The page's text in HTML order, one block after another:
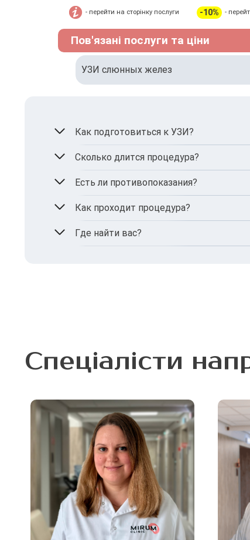
- перейти на сторінку послуги -10% -
Пов'язані послуги та ціни
УЗИ слюнных желез
Как подготовиться к УЗИ?
Специальной подготовки не требуется.
Сколько длится процедура?
В среднем 10-15 минут.
Есть ли противопоказания?
Нет.
Как проходит процедура?
Врач наносит гель на участок шеи и
Где найти вас?
Спеціалісти